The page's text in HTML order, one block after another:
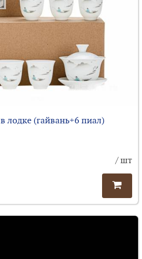
лодке (гайвань+6 пиал)
/ шт